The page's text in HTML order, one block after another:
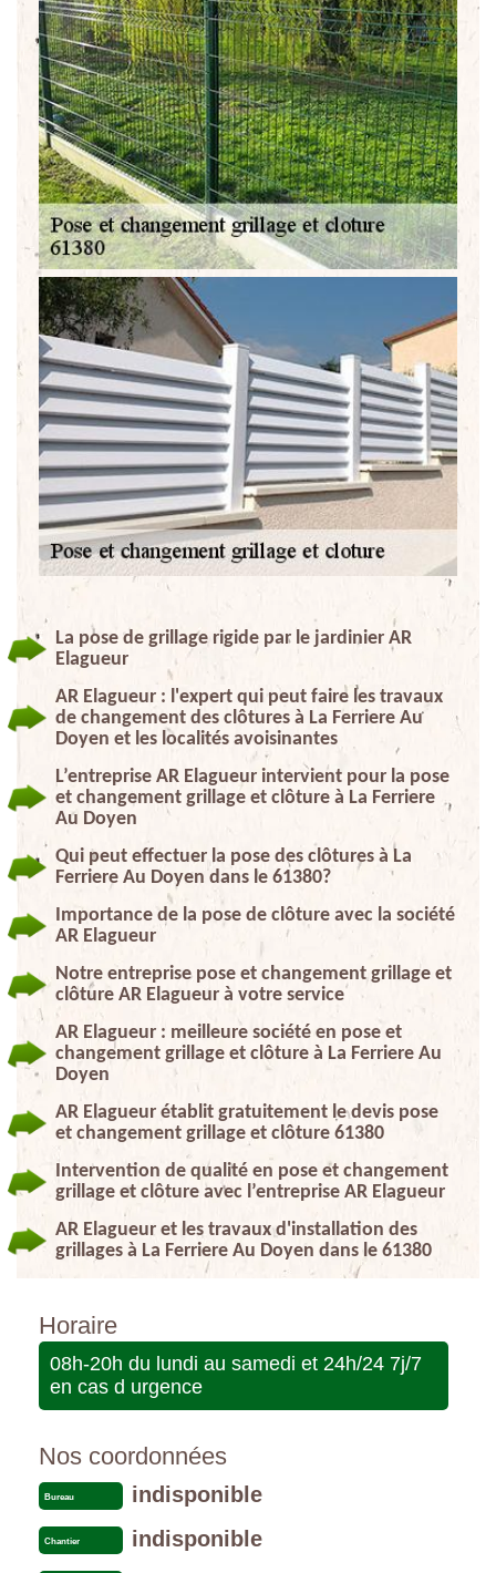
La pose de grillage rigide par le jardinier AR
Elagueur
AR Elagueur : l'expert qui peut faire les travaux
de changement des clôtures à La Ferriere Au
Doyen et les localités avoisinantes
L’entreprise AR Elagueur intervient pour la pose
et changement grillage et clôture à La Ferriere
Au Doyen
Qui peut effectuer la pose des clôtures à La
Ferriere Au Doyen dans le 61380?
Importance de la pose de clôture avec la société
AR Elagueur
Notre entreprise pose et changement grillage et
clôture AR Elagueur à votre service
AR Elagueur : meilleure société en pose et
changement grillage et clôture à La Ferriere Au
Doyen
AR Elagueur établit gratuitement le devis pose
et changement grillage et clôture 61380
Intervention de qualité en pose et changement
grillage et clôture avec l’entreprise AR Elagueur
AR Elagueur et les travaux d'installation des
grillages à La Ferriere Au Doyen dans le 61380
Horaire
08h-20h du lundi au samedi et 24h/24 7j/7
en cas d urgence
Nos coordonnées
Bureau indisponible
Chantier indisponible